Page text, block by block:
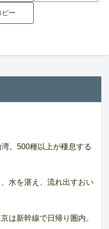
ピー
。500種以上が棲息する
水を湛え、流れ出すおい
は新幹線で日帰り圏内。